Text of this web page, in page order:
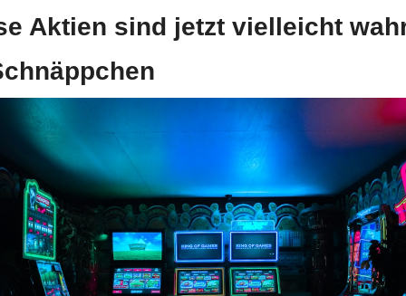
Aktien sind jetzt vielleicht